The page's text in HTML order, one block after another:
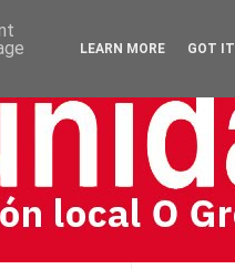
LEARN MORE GOT IT